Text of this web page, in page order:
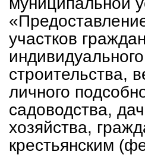
участков
строительства,
личного
садоводства,
хозяйства,
крестьянским